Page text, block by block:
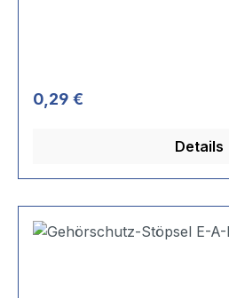
Regulärer Preis:
0,29 €
Details